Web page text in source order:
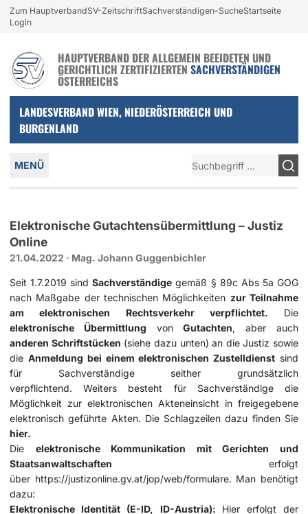
Zur Navigation springen
Zum Inhalt springen
Login und nützliche Links
Zum HauptverbandSV-ZeitschriftSachverständigen-SucheStartseite
Login
HAUPTVERBAND DER ALLGEMEIN BEEIDETEN UND
GERICHTLICH ZERTIFIZIERTEN SACHVERSTÄNDIGEN
ÖSTERREICHS
LANDESVERBAND WIEN, NIEDERÖSTERREICH UND
BURGENLAND
Hauptmenü
MENÜ
Elektronische Gutachtensübermittlung – Justiz
Online
21.04.2022 · Mag. Johann Guggenbichler
Seit 1.7.2019 sindSachverständige gemäß § 89c Abs 5a GOG
nach Maßgabe der technischen Möglichkeiten zur Teilnahme
am elektronischen Rechtsverkehr verpflichtet. Die
elektronische Übermittlung vonGutachten, aber auch
anderen Schriftstücken (siehe dazu unten) an die Justiz sowie
die Anmeldung bei einem elektronischen Zustelldienst sind
für Sachverständige seither grundsätzlich
verpflichtend. Weiters besteht für Sachverständige die
Möglichkeit zur elektronischen Akteneinsicht in freigegebene
elektronisch geführte Akten. Die Schlagzeilen dazu finden Sie
hier.
Die elektronische Kommunikation mit Gerichten und
Staatsanwaltschaften erfolgt
über https://justizonline.gv.at/jop/web/formulare. Man benötigt
dazu:
Elektronische Identität (E-ID, ID-Austria): Hier erfolgt der